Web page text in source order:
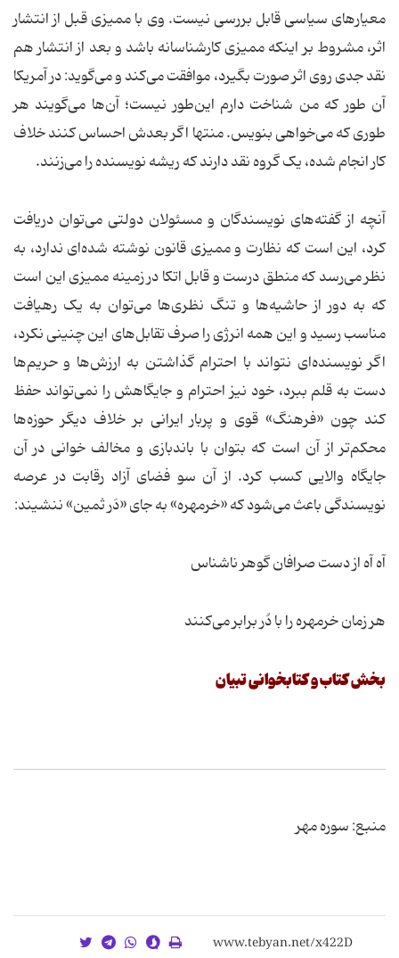
معیارهای سیاسی قابل بررسی نیست. وی با ممیزی قبل از انتشار
اثر، مشروط بر اینکه ممیزی کارشناسانه باشد و بعد از انتشار هم
نقد جدی روی اثر صورت بگیرد، موافقت می‌کند و می‌گوید: در آمریکا
آن طور که من شناخت دارم این‌طور نیست؛ آن‌ها می‌گویند هر
طوری که می‌خواهی بنویس. منتها اگر بعدش احساس کنند خلاف
کار انجام شده، یک گروه نقد دارند که ریشه نویسنده را می‌زنند.
آنچه از گفته‌های نویسندگان و مسئولان دولتی می‌توان دریافت
کرد، این است که نظارت و ممیزی قانون نوشته شده‌ای ندارد، به
نظر می‌رسد که منطق درست و قابل اتکا در زمینه ممیزی این است
که به دور از حاشیه‌ها و تنگ نظری‌ها می‌توان به یک رهیافت
مناسب رسید و این همه انرژی را صرف تقابل‌های این چنینی نکرد،
اگر نویسنده‌ای نتواند با احترام گذاشتن به ارزش‌ها و حریم‌ها
دست به قلم ببرد، خود نیز احترام و جایگاهش را نمی‌تواند حفظ
کند چون «فرهنگ» قوی و پربار ایرانی بر خلاف دیگر حوزه‌ها
محکم‌تر از آن است که بتوان با باندبازی و مخالف خوانی در آن
جایگاه والایی کسب کرد. از آن سو فضای آزاد رقابت در عرصه
نویسندگی باعث می‌شود که «خرمهره» به جای «دَر ثمین» ننشیند:
آه آه از دست صرافان گوهر ناشناس
هر زمان خرمهره را با دُر برابر می‌کنند
بخش کتاب و کتابخوانی تبیان
منبع: سوره مهر